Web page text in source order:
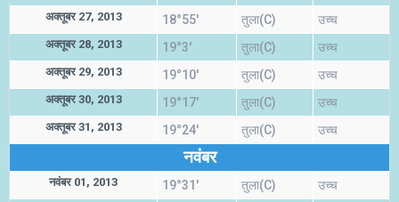
अक्तूबर 27, 2013 18°55' तुला(C) उच्च
अक्तूबर 28, 2013 19°3' तुला(C) उच्च
अक्तूबर 29, 2013 19°10' तुला(C) उच्च
अक्तूबर 30, 2013 19°17' तुला(C) उच्च
अक्तूबर 31, 2013 19°24' तुला(C) उच्च
नवंबर
नवंबर 01, 2013 19°31' तुला(C) उच्च